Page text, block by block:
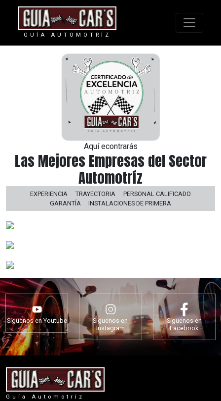
GUÍA AUTOMOTRÍZ
Aquí econtrarás
Las Mejores Empresas del Sector
Automotríz
EXPERIENCIA TRAYECTORIA
PERSONAL CALIFICADO
GARANTÍA
INSTALACIONES DE PRIMERA
Síguenos en Youtube
Síguenos en
Instagram
Síguenos en
Facebook
Guía Automotríz